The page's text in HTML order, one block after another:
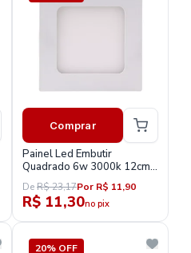
Comprar
Painel Led Embutir
Quadrado 6w 3000k 12cm
Brilia
DeR$ 23,17Por R$ 11,90
R$ 11,30no pix
20% OFF